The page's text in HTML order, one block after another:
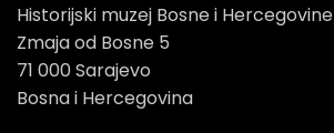
Historijski muzej Bosne i Hercegovine
Zmaja od Bosne 5
71 000 Sarajevo
Bosna i Hercegovina